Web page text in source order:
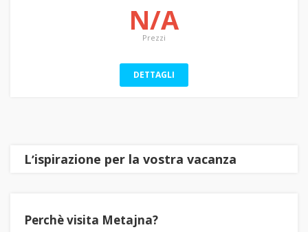
N/A
Prezzi
DETTAGLI
Lʼispirazione per la vostra vacanza
Perchè visita Metajna?